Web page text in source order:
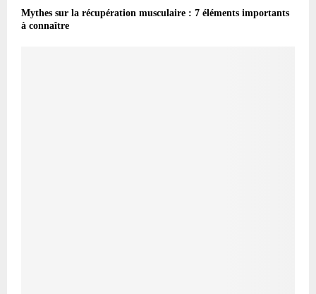
Mythes sur la récupération musculaire : 7 éléments importants
à connaître